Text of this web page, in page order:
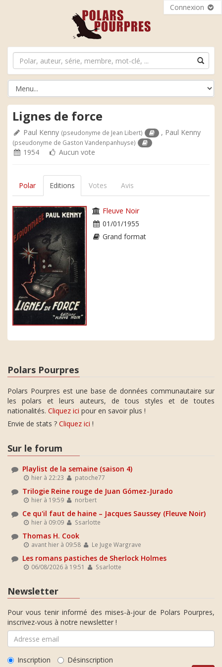
Connexion
Lignes de force
Paul Kenny (pseudonyme de Jean Libert) , Paul Kenny
(pseudonyme de Gaston Vandenpanhuyse)
1954 Aucun vote
Polar Editions Votes Avis
Fleuve Noir
01/01/1955
Grand format
Polars Pourpres
Polars Pourpres est une base de données communautaire sur
les polars et leurs auteurs, de tous styles et de toutes
nationalités. Cliquez ici pour en savoir plus !
Envie de stats ? Cliquez ici !
Sur le forum
Playlist de la semaine (saison 4)
hier à 22:23 patoche77
Trilogie Reine rouge de Juan Gómez-Jurado
hier à 19:59 norbert
Ce qu'il faut de haine – Jacques Saussey (Fleuve Noir)
hier à 09:09 Ssarlotte
Thomas H. Cook
avant hier à 09:58 Le Juge Wargrave
Les romans pastiches de Sherlock Holmes
06/08/2026 à 19:51 Ssarlotte
Newsletter
Pour vous tenir informé des mises-à-jour de Polars Pourpres,
inscrivez-vous à notre newsletter !
Inscription Désinscription